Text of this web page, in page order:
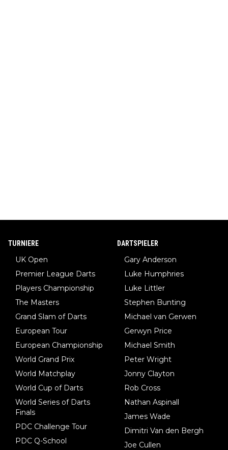
TURNIERE
UK Open
Premier League Darts
Players Championship
The Masters
Grand Slam of Darts
European Tour
European Championship
World Grand Prix
World Matchplay
World Cup of Darts
World Series of Darts
Finals
PDC Challenge Tour
PDC Q-School
DARTSPIELER
Gary Anderson
Luke Humphries
Luke Littler
Stephen Bunting
Michael van Gerwen
Gerwyn Price
Michael Smith
Peter Wright
Jonny Clayton
Rob Cross
Nathan Aspinall
James Wade
Dimitri Van den Bergh
Joe Cullen